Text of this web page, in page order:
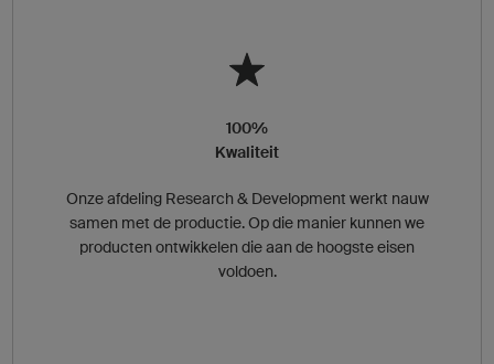
100%
Kwaliteit
Onze afdeling Research & Development werkt nauw
samen met de productie. Op die manier kunnen we
producten ontwikkelen die aan de hoogste eisen
voldoen.